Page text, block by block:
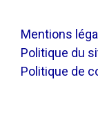
Mentions
Politique du
Politique de